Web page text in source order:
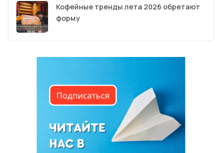
Кофейные тренды лета 2026 обретают
форму